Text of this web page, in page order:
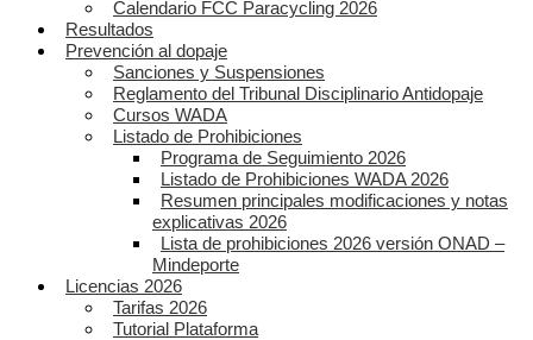
Calendario FCC Paracycling 2026
Resultados
Prevención al dopaje
Sanciones y Suspensiones
Reglamento del Tribunal Disciplinario Antidopaje
Cursos WADA
Listado de Prohibiciones
Programa de Seguimiento 2026
Listado de Prohibiciones WADA 2026
Resumen principales modificaciones y notas
explicativas 2026
Lista de prohibiciones 2026 versión ONAD –
Mindeporte
Licencias 2026
Tarifas 2026
Tutorial Plataforma